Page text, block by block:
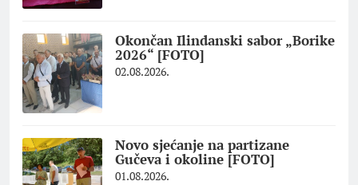
Okončan Ilindanski sabor „Borike
2026“ [FOTO]
02.08.2026.
Novo sjećanje na partizane
Gučeva i okoline [FOTO]
01.08.2026.